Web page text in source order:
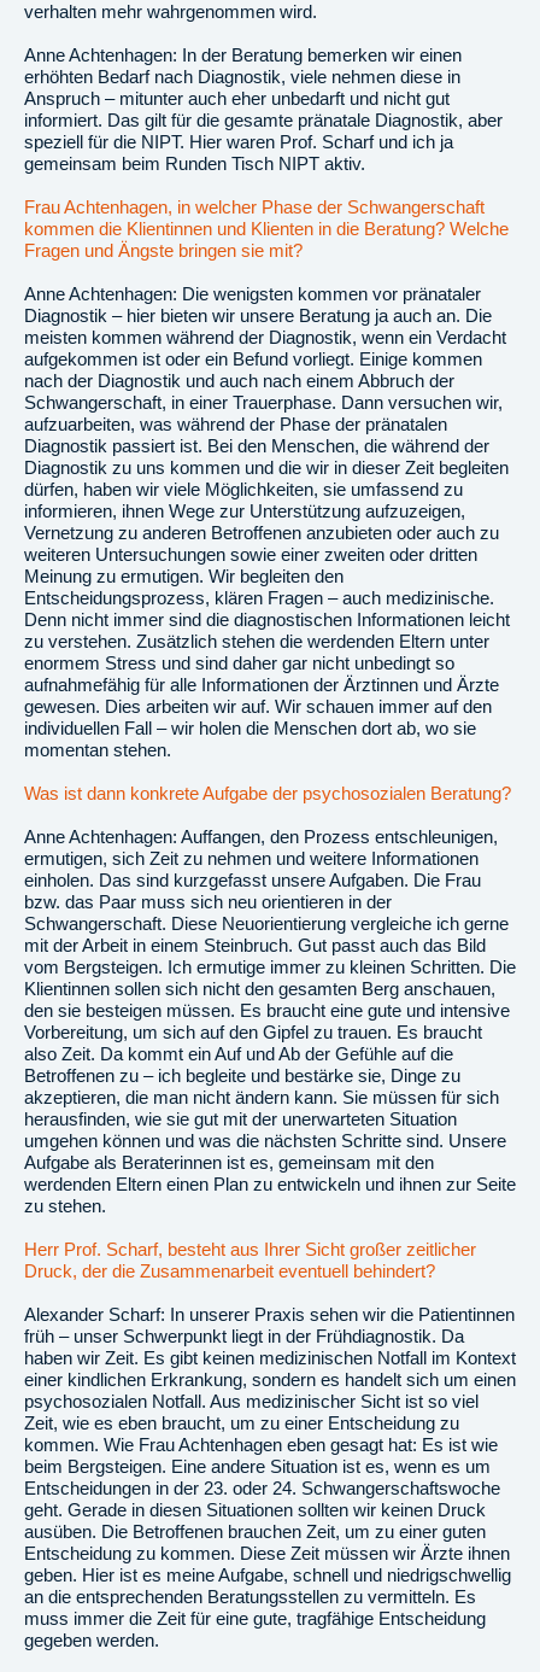
verhalten mehr wahrgenommen wird.
Anne Achtenhagen: In der Beratung bemerken wir einen
erhöhten Bedarf nach Diagnostik, viele nehmen diese in
Anspruch – mitunter auch eher unbedarft und nicht gut
informiert. Das gilt für die gesamte pränatale Diagnostik, aber
speziell für die NIPT. Hier waren Prof. Scharf und ich ja
gemeinsam beim Runden Tisch NIPT aktiv.
Frau Achtenhagen, in welcher Phase der Schwangerschaft
kommen die Klientinnen und Klienten in die Beratung? Welche
Fragen und Ängste bringen sie mit?
Anne Achtenhagen: Die wenigsten kommen vor pränataler
Diagnostik – hier bieten wir unsere Beratung ja auch an. Die
meisten kommen während der Diagnostik, wenn ein Verdacht
aufgekommen ist oder ein Befund vorliegt. Einige kommen
nach der Diagnostik und auch nach einem Abbruch der
Schwangerschaft, in einer Trauerphase. Dann versuchen wir,
aufzuarbeiten, was während der Phase der pränatalen
Diagnostik passiert ist. Bei den Menschen, die während der
Diagnostik zu uns kommen und die wir in dieser Zeit begleiten
dürfen, haben wir viele Möglichkeiten, sie umfassend zu
informieren, ihnen Wege zur Unterstützung aufzuzeigen,
Vernetzung zu anderen Betroffenen anzubieten oder auch zu
weiteren Untersuchungen sowie einer zweiten oder dritten
Meinung zu ermutigen. Wir begleiten den
Entscheidungsprozess, klären Fragen – auch medizinische.
Denn nicht immer sind die diagnostischen Informationen leicht
zu verstehen. Zusätzlich stehen die werdenden Eltern unter
enormem Stress und sind daher gar nicht unbedingt so
aufnahmefähig für alle Informationen der Ärztinnen und Ärzte
gewesen. Dies arbeiten wir auf. Wir schauen immer auf den
individuellen Fall – wir holen die Menschen dort ab, wo sie
momentan stehen.
Was ist dann konkrete Aufgabe der psychosozialen Beratung?
Anne Achtenhagen: Auffangen, den Prozess entschleunigen,
ermutigen, sich Zeit zu nehmen und weitere Informationen
einholen. Das sind kurzgefasst unsere Aufgaben. Die Frau
bzw. das Paar muss sich neu orientieren in der
Schwangerschaft. Diese Neuorientierung vergleiche ich gerne
mit der Arbeit in einem Steinbruch. Gut passt auch das Bild
vom Bergsteigen. Ich ermutige immer zu kleinen Schritten. Die
Klientinnen sollen sich nicht den gesamten Berg anschauen,
den sie besteigen müssen. Es braucht eine gute und intensive
Vorbereitung, um sich auf den Gipfel zu trauen. Es braucht
also Zeit. Da kommt ein Auf und Ab der Gefühle auf die
Betroffenen zu – ich begleite und bestärke sie, Dinge zu
akzeptieren, die man nicht ändern kann. Sie müssen für sich
herausfinden, wie sie gut mit der unerwarteten Situation
umgehen können und was die nächsten Schritte sind. Unsere
Aufgabe als Beraterinnen ist es, gemeinsam mit den
werdenden Eltern einen Plan zu entwickeln und ihnen zur Seite
zu stehen.
Herr Prof. Scharf, besteht aus Ihrer Sicht großer zeitlicher
Druck, der die Zusammenarbeit eventuell behindert?
Alexander Scharf: In unserer Praxis sehen wir die Patientinnen
früh – unser Schwerpunkt liegt in der Frühdiagnostik. Da
haben wir Zeit. Es gibt keinen medizinischen Notfall im Kontext
einer kindlichen Erkrankung, sondern es handelt sich um einen
psychosozialen Notfall. Aus medizinischer Sicht ist so viel
Zeit, wie es eben braucht, um zu einer Entscheidung zu
kommen. Wie Frau Achtenhagen eben gesagt hat: Es ist wie
beim Bergsteigen. Eine andere Situation ist es, wenn es um
Entscheidungen in der 23. oder 24. Schwangerschaftswoche
geht. Gerade in diesen Situationen sollten wir keinen Druck
ausüben. Die Betroffenen brauchen Zeit, um zu einer guten
Entscheidung zu kommen. Diese Zeit müssen wir Ärzte ihnen
geben. Hier ist es meine Aufgabe, schnell und niedrigschwellig
an die entsprechenden Beratungsstellen zu vermitteln. Es
muss immer die Zeit für eine gute, tragfähige Entscheidung
gegeben werden.